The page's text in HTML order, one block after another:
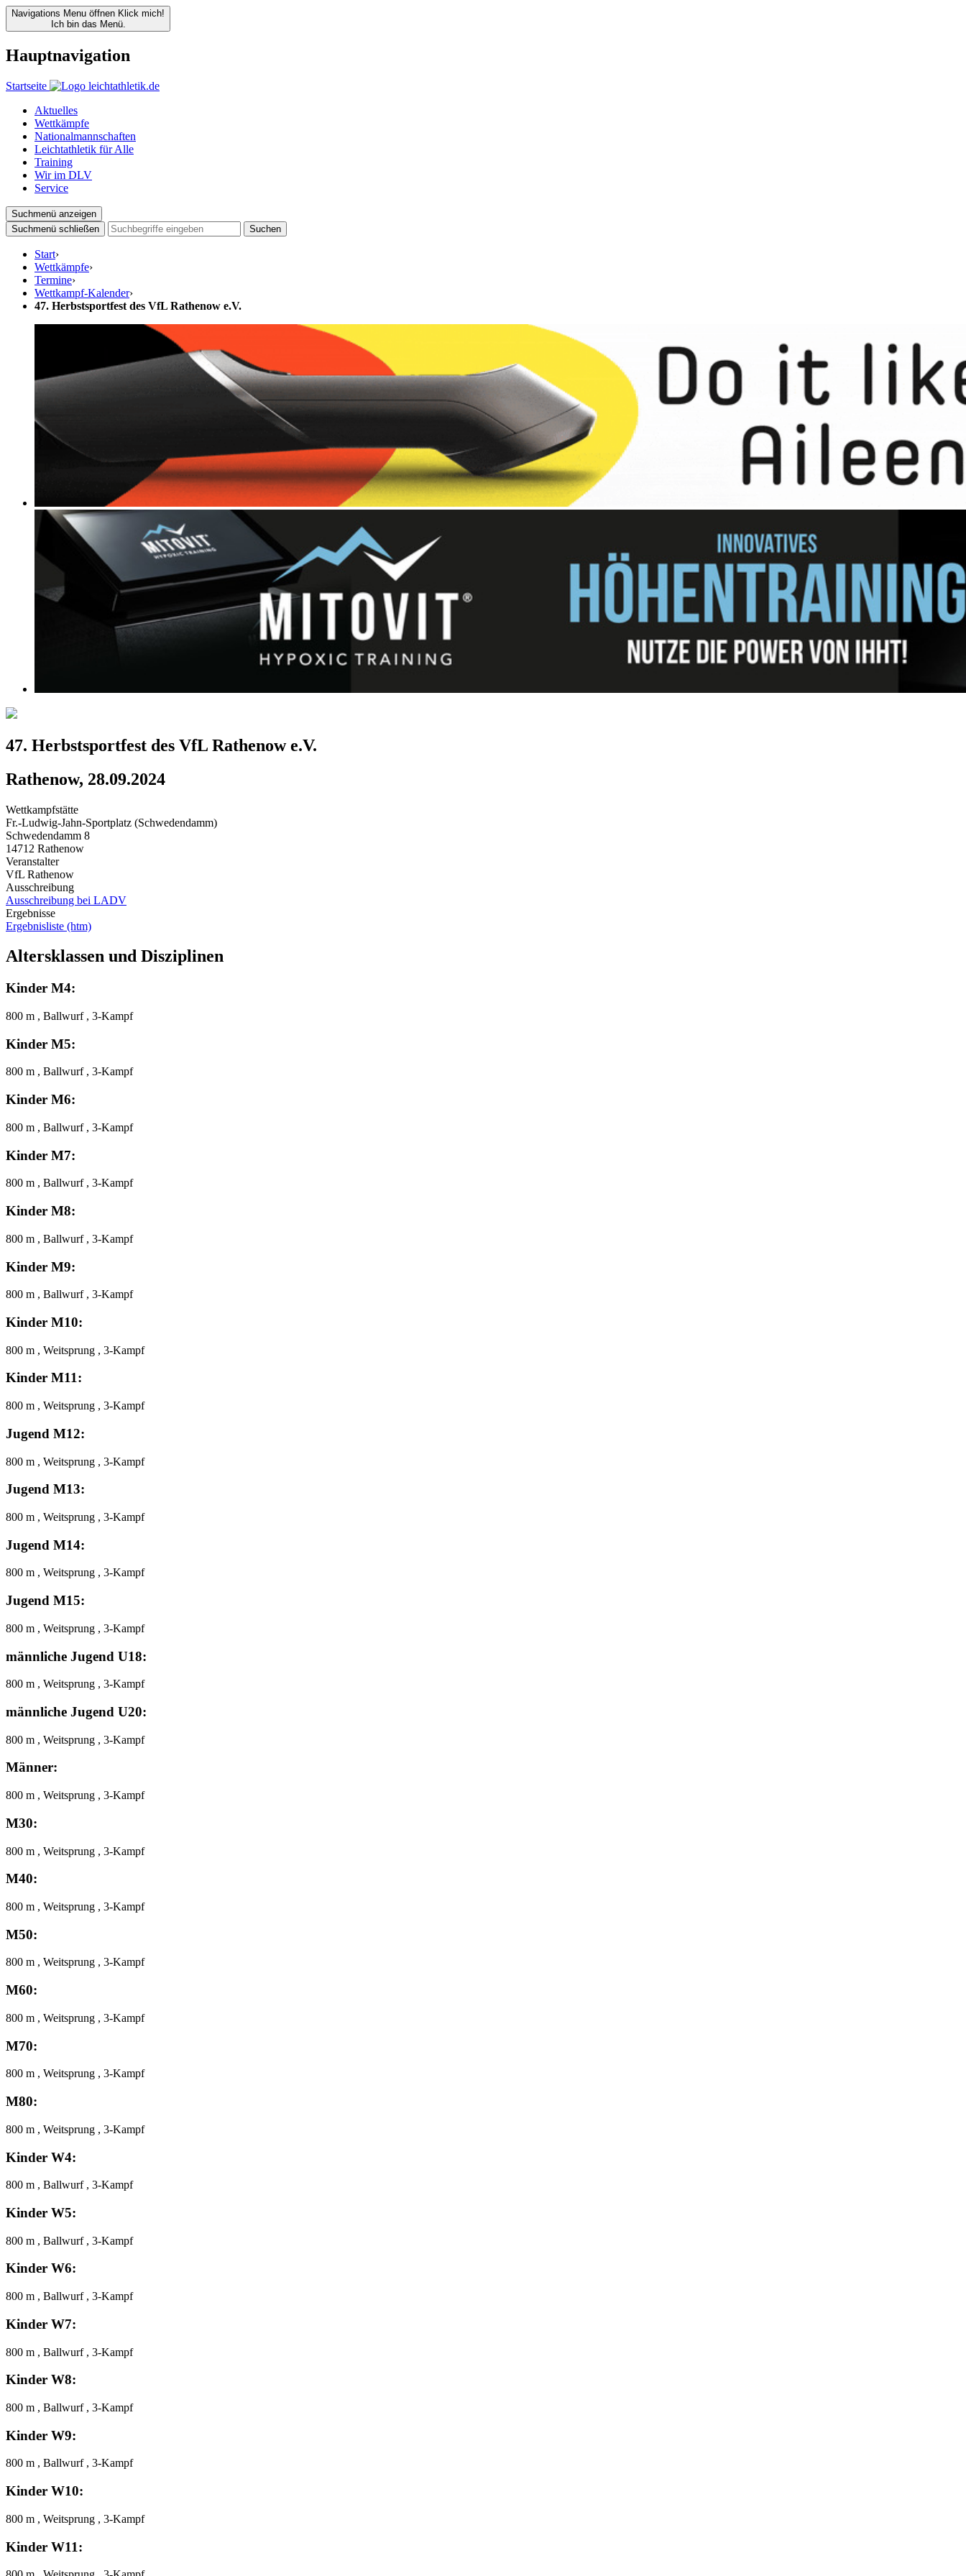
Navigations Menu öffnen Klick mich!
Ich bin das Menü.
Hauptnavigation
Startseite
Aktuelles
Wettkämpfe
Nationalmannschaften
Leichtathletik für Alle
Training
Wir im DLV
Service
Suchmenü anzeigen
Suchmenü schließen
Suchen
Start›
Wettkämpfe›
Termine›
Wettkampf-Kalender›
47. Herbstsportfest des VfL Rathenow e.V.
47. Herbstsportfest des VfL Rathenow e.V.
Rathenow, 28.09.2024
Wettkampfstätte
Fr.-Ludwig-Jahn-Sportplatz (Schwedendamm)
Schwedendamm 8
14712 Rathenow
Veranstalter
VfL Rathenow
Ausschreibung
Ausschreibung bei LADV
Ergebnisse
Ergebnisliste (htm)
Altersklassen und Disziplinen
Kinder M4:
800 m , Ballwurf , 3-Kampf
Kinder M5:
800 m , Ballwurf , 3-Kampf
Kinder M6:
800 m , Ballwurf , 3-Kampf
Kinder M7:
800 m , Ballwurf , 3-Kampf
Kinder M8:
800 m , Ballwurf , 3-Kampf
Kinder M9:
800 m , Ballwurf , 3-Kampf
Kinder M10:
800 m , Weitsprung , 3-Kampf
Kinder M11:
800 m , Weitsprung , 3-Kampf
Jugend M12:
800 m , Weitsprung , 3-Kampf
Jugend M13:
800 m , Weitsprung , 3-Kampf
Jugend M14:
800 m , Weitsprung , 3-Kampf
Jugend M15:
800 m , Weitsprung , 3-Kampf
männliche Jugend U18:
800 m , Weitsprung , 3-Kampf
männliche Jugend U20:
800 m , Weitsprung , 3-Kampf
Männer:
800 m , Weitsprung , 3-Kampf
M30:
800 m , Weitsprung , 3-Kampf
M40:
800 m , Weitsprung , 3-Kampf
M50:
800 m , Weitsprung , 3-Kampf
M60:
800 m , Weitsprung , 3-Kampf
M70:
800 m , Weitsprung , 3-Kampf
M80:
800 m , Weitsprung , 3-Kampf
Kinder W4:
800 m , Ballwurf , 3-Kampf
Kinder W5:
800 m , Ballwurf , 3-Kampf
Kinder W6:
800 m , Ballwurf , 3-Kampf
Kinder W7:
800 m , Ballwurf , 3-Kampf
Kinder W8:
800 m , Ballwurf , 3-Kampf
Kinder W9:
800 m , Ballwurf , 3-Kampf
Kinder W10:
800 m , Weitsprung , 3-Kampf
Kinder W11: